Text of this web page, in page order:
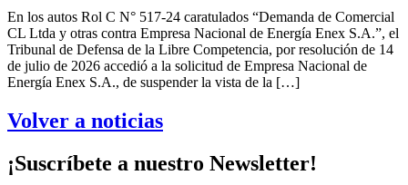
En los autos Rol C N° 517-24 caratulados “Demanda de Comercial
CL Ltda y otras contra Empresa Nacional de Energía Enex S.A.”, el
Tribunal de Defensa de la Libre Competencia, por resolución de 14
de julio de 2026 accedió a la solicitud de Empresa Nacional de
Energía Enex S.A., de suspender la vista de la […]
Volver a noticias
¡Suscríbete a nuestro Newsletter!